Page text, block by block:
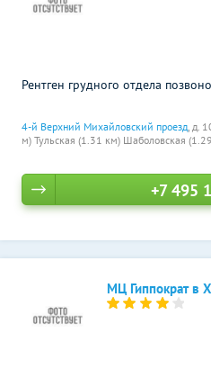
4-й Верхний Михайловский проезд, д.
м) Тульская (1.31 км) Шаболовская
Рентген грудного отдела
+7 495
МЦ Гиппократ в